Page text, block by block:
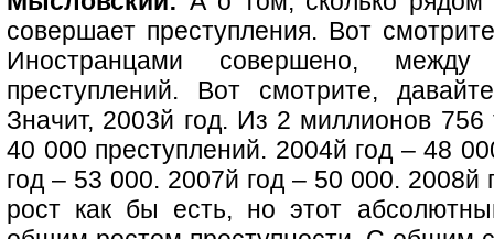
совершает преступления. Вот
Иностранцами совершено,
преступлений. Вот смотрите,
Значит, 2003й год. Из 2 миллионов 756
40 000 преступлений. 2004й год – 48
год – 53 000. 2007й год – 50 000.
рост как бы есть, но этот